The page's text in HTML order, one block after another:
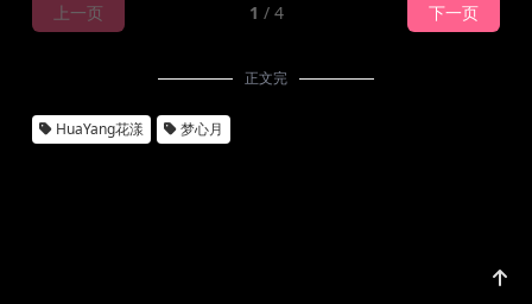
上一页 1 / 4 下一页
正文完
HuaYang花漾 梦心月